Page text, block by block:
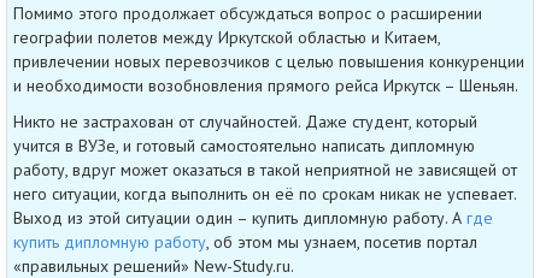
Помимо этого продолжает обсуждаться вопрос о расширении
географии полетов между Иркутской областью и Китаем,
привлечении новых перевозчиков с целью повышения конкуренции
и необходимости возобновления прямого рейса Иркутск – Шеньян.
Никто не застрахован от случайностей. Даже студент, который
учится в ВУЗе, и готовый самостоятельно написать дипломную
работу, вдруг может оказаться в такой неприятной не зависящей от
него ситуации, когда выполнить он её по срокам никак не успевает.
Выход из этой ситуации один – купить дипломную работу. А где
купить дипломную работу, об этом мы узнаем, посетив портал
«правильных решений» New-Study.ru.